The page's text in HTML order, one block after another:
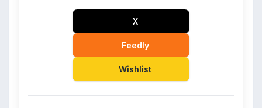
X
Feedly
Wishlist